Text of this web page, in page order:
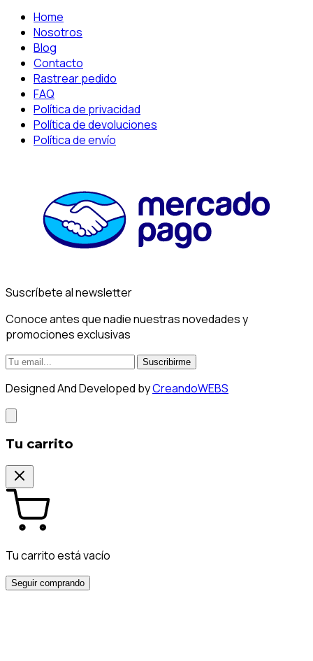
Home
Nosotros
Blog
Contacto
Rastrear pedido
FAQ
Política de privacidad
Política de devoluciones
Política de envío
Suscríbete al newsletter
Conoce antes que nadie nuestras novedades y
promociones exclusivas
Suscribirme
Designed And Developed byCreandoWEBS
Tu carrito
Tu carrito está vacío
Seguir comprando